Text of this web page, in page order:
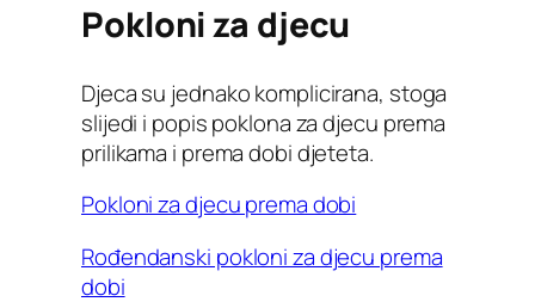
Pokloni za djecu
Djeca su jednako komplicirana, stoga
slijedi i popis poklona za djecu prema
prilikama i prema dobi djeteta.
Pokloni za djecu prema dobi
Rođendanski pokloni za djecu prema
dobi